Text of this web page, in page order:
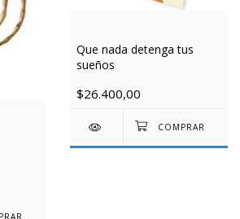
Que nada detenga tus
sueños
$26.400,00